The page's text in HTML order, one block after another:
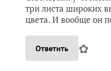
три листа широких
цвета. И вообще он
Ответить ✿